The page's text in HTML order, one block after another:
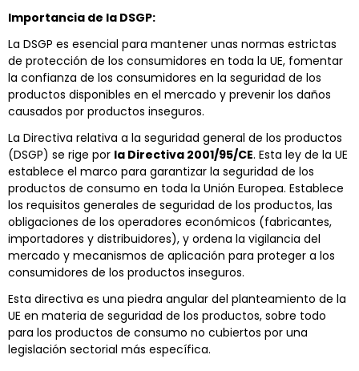
Importancia de la DSGP:
La DSGP es esencial para mantener unas normas estrictas
de protección de los consumidores en toda la UE, fomentar
la confianza de los consumidores en la seguridad de los
productos disponibles en el mercado y prevenir los daños
causados por productos inseguros.
La Directiva relativa a la seguridad general de los productos
(DSGP) se rige por la Directiva 2001/95/CE. Esta ley de la UE
establece el marco para garantizar la seguridad de los
productos de consumo en toda la Unión Europea. Establece
los requisitos generales de seguridad de los productos, las
obligaciones de los operadores económicos (fabricantes,
importadores y distribuidores), y ordena la vigilancia del
mercado y mecanismos de aplicación para proteger a los
consumidores de los productos inseguros.
Esta directiva es una piedra angular del planteamiento de la
UE en materia de seguridad de los productos, sobre todo
para los productos de consumo no cubiertos por una
legislación sectorial más específica.